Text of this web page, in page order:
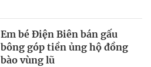
Em bé Điện Biên bán gấu
bông góp tiền ủng hộ đồng
bào vùng lũ